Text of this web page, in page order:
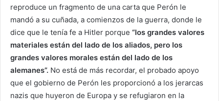
reproduce un fragmento de una carta que Perón le
mandó a su cuñada, a comienzos de la guerra, donde le
dice que le tenía fe a Hitler porque “los grandes valores
materiales están del lado de los aliados, pero los
grandes valores morales están del lado de los
alemanes”. No está de más recordar, el probado apoyo
que el gobierno de Perón les proporcionó a los jerarcas
nazis que huyeron de Europa y se refugiaron en la